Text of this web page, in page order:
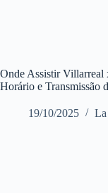
Onde Assistir Villarreal
Horário e Transmissão
19/10/2025 La